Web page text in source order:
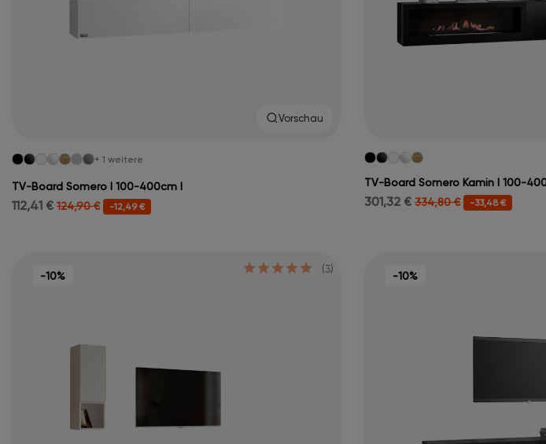
Vorschau
+ 1 weitere
TV-Board Somero I 100-400cm I
112,41 € 124,90 € -12,49 €
TV-Board Somero Kamin I 100-
301,32 € 334,80 € -33,48 €
-10% (3) -10%